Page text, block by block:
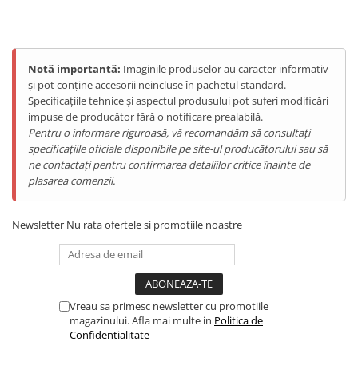
Produse Hotwav
Telefoane Mobile Hotwav
Produse Unihertz
Telefoane Mobile Unihertz
Tablete Unihertz
Produse Blackview
Telefoane Mobile Blackview
Casti Audio Blackview
Produse Fossibot
Telefoane Mobile Fossibot
Tablete Fossibot
Produse Oukitel
Telefoane Mobile Oukitel
Notă importantă: Imaginile produselor au caracter informativ
și pot conține accesorii neincluse în pachetul standard.
Specificațiile tehnice și aspectul produsului pot suferi modificări
impuse de producător fără o notificare prealabilă.
Pentru o informare riguroasă, vă recomandăm să consultați
specificațiile oficiale disponibile pe site-ul producătorului sau să
ne contactați pentru confirmarea detaliilor critice înainte de
plasarea comenzii.
Newsletter Nu rata ofertele si promotiile noastre
Vreau sa primesc newsletter cu promotiile
magazinului. Afla mai multe in Politica de
Confidentialitate